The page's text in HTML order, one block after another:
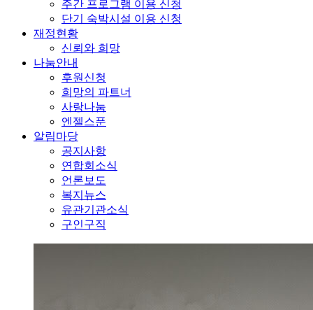
주간 프로그램 이용 신청
단기 숙박시설 이용 신청
재정현황
신뢰와 희망
나눔안내
후원신청
희망의 파트너
사랑나눔
엔젤스푼
알림마당
공지사항
연합회소식
언론보도
복지뉴스
유관기관소식
구인구직